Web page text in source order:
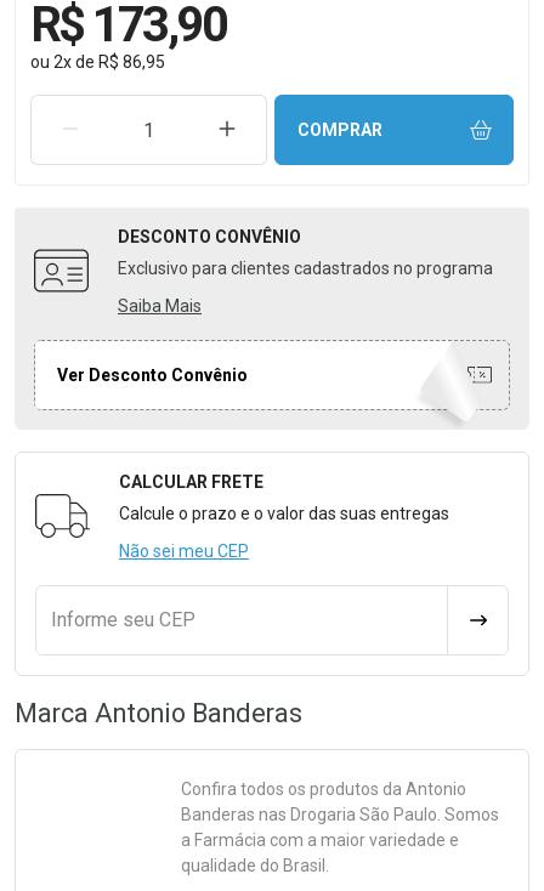
R$ 173,90
ou 2xde R$ 86,95
REMOVER UMA UNIDADEAUMENTAR UMA UNIDADE
COMPRAR
DESCONTO CONVÊNIO
Exclusivo para clientes cadastrados no programa
Saiba Mais
Ver Desconto Convênio
Formulário para Calcular o Frete
CALCULAR FRETE
Calcule o prazo e o valor das suas entregas
Não sei meu CEP
Informe seu CEP
Marca Antonio Banderas
Confira todos os produtos da Antonio
Banderas nas Drogaria São Paulo. Somos
a Farmácia com a maior variedade e
qualidade do Brasil.